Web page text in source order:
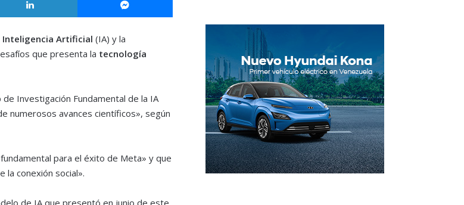
Inteligencia Artificial (IA) y la
que presenta la tecnología
Investigación Fundamental de la IA
numerosos avances científicos», según
para el éxito de Meta» y que
la conexión social».
de IA que presentó en junio de este